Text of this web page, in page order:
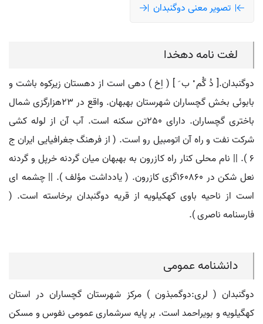
تصویر معنی دوگنبدان
لغت نامه دهخدا
دوگنبدان.[ دُ گُم ْ ب َ ] ( اِخ ) دهی است از دهستان زیرکوه باشت و
بابوئی بخش گچساران شهرستان بهبهان. واقع در 23هزارگزی شمال
باختری گچساران. دارای 250تن سکنه است. آب آن از لوله کشی
شرکت نفت و راه آن اتومبیل رو است. ( از فرهنگ جغرافیایی ایران ج
6 ). || نام محلی کنار راه کازرون به بهبهان میان گردنه خرپل و گردنه
نعل شکن در 160860گزی کازرون. ( یادداشت مؤلف ). || چشمه ای
است از ناحیه باوی کهکیلویه از قریه دوگنبدان برخاسته است. (
فارسنامه ناصری ).
دانشنامه عمومی
دوگنبدان ( لری:دوگمبذون ) مرکز شهرستان گچساران در استان
کهگیلویه و بویراحمد است. بر پایه سرشماری عمومی نفوس و مسکن